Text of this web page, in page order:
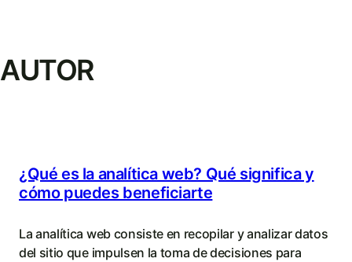
AUTOR
¿Qué es la analítica web? Qué significa y
cómo puedes beneficiarte
La analítica web consiste en recopilar y analizar datos
del sitio que impulsen la toma de decisiones para